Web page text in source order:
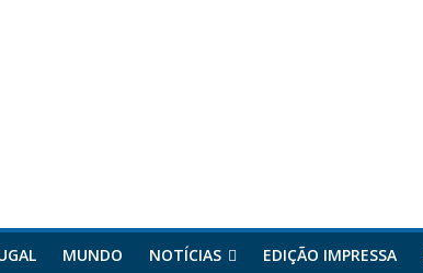
MUNDO NOTÍCIAS EDIÇÃO IMPRESSA